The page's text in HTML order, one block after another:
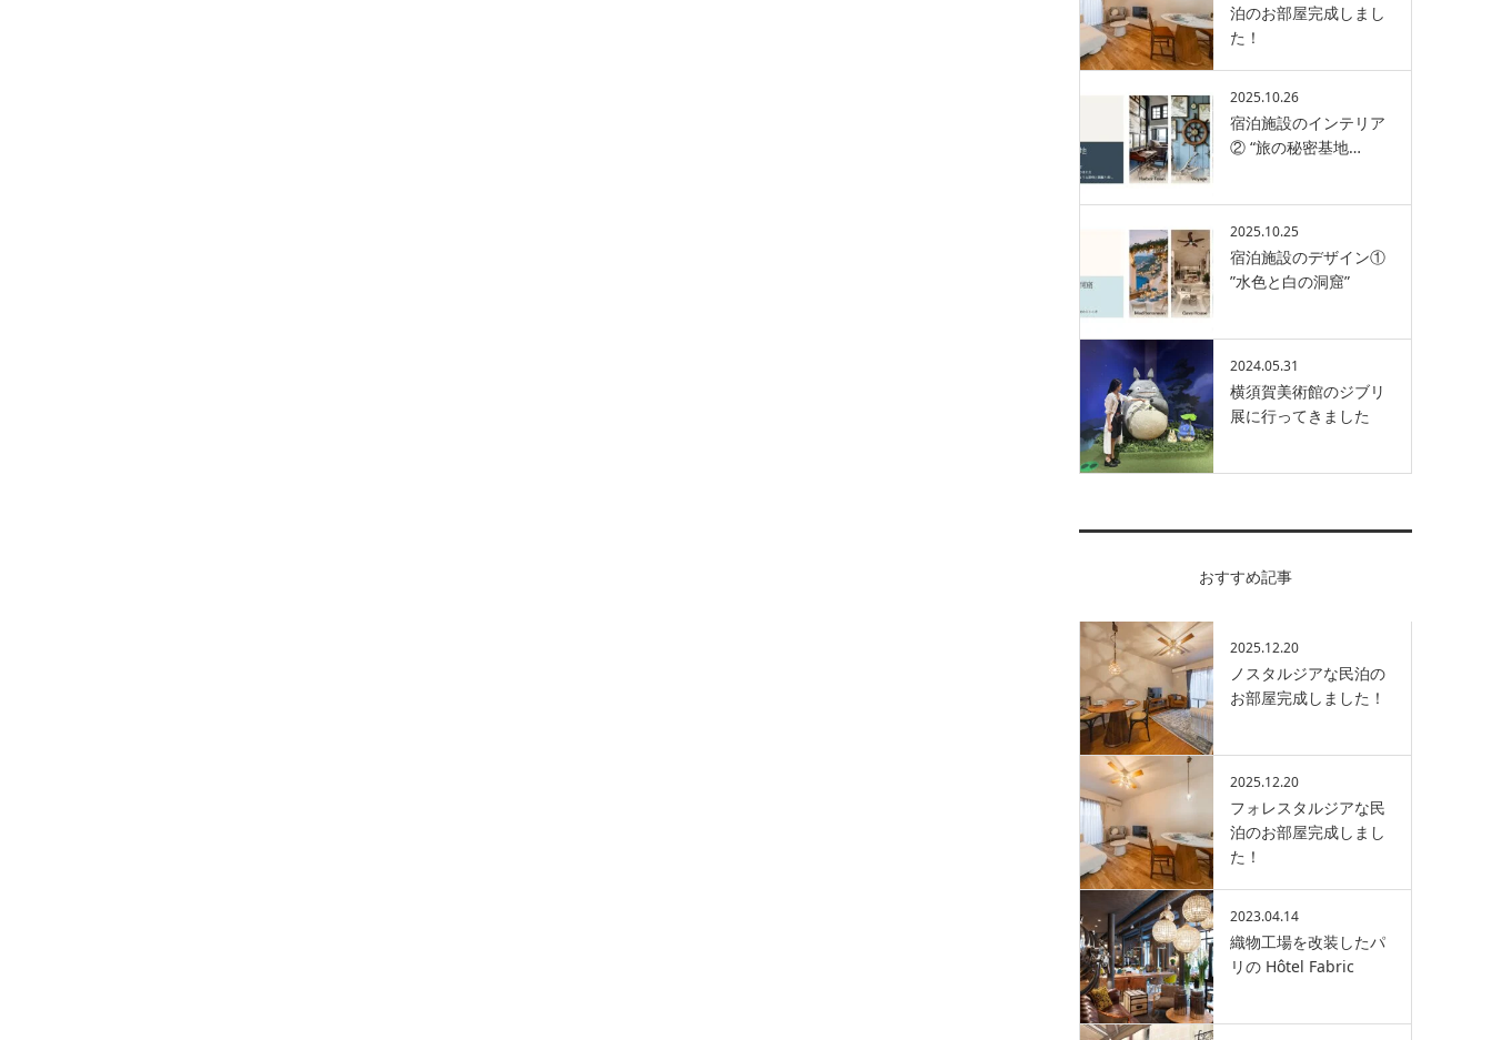
泊のお部屋完成しまし
た！
2025.10.26
宿泊施設のインテリア
② “旅の秘密基地…
2025.10.25
宿泊施設のデザイン①
”水色と白の洞窟”
2024.05.31
横須賀美術館のジブリ
展に行ってきました
おすすめ記事
2025.12.20
ノスタルジアな民泊の
お部屋完成しました！
2025.12.20
フォレスタルジアな民
泊のお部屋完成しまし
た！
2023.04.14
織物工場を改装したパ
リの Hôtel Fabric